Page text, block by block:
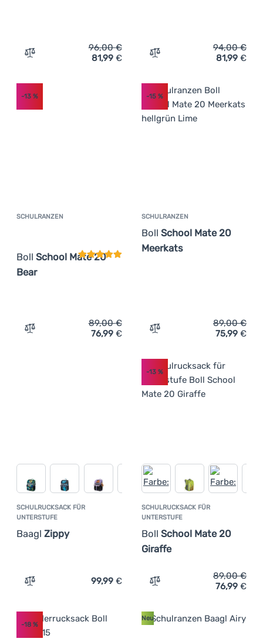
Zum Vergleich 'Schulranzen Boll Smart 24 Cars'
96,00€
81,99 € Zum Vergleich
94,00€
81,99 €
SCHULRANZEN
Boll School Mate 20
Bear
Kundenbewertung
-13 %
Zum Vergleich 'Schulranzen Boll School Mate 20 Bear'
89,00€
76,99 €
SCHULRANZEN
Boll School Mate 20
Meerkats
-15%
Zum Vergleich
89,00€
75,99 €
SCHULRUCKSACK FÜR
UNTERSTUFE
Baagl Zippy
Zum Vergleich 'Schulrucksack für Unterstufe Baagl
99,99 €
SCHULRUCKSACK FÜR
UNTERSTUFE
Boll School Mate 20
Giraffe
-13%
Zum Vergleich
89,00€
76,99 €
-18 %
Neu